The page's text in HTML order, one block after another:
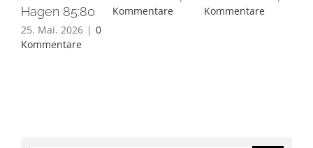
Hagen 85:80
25. Mai. 2026 | 0
Kommentare
Kommentare
Kommentare